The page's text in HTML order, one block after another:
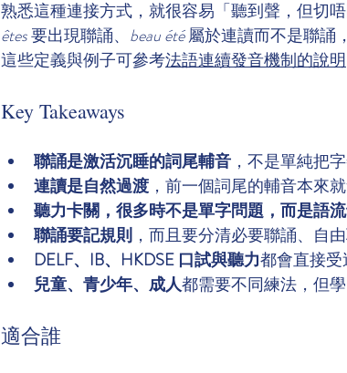
熟悉這種連接方式，就很容易「聽到聲，但切
êtes 要出現聯誦、 beau été 屬於連讀而不是聯誦
這些定義與例子可參考法語連續發音機制的說明
Key Takeaways
聯誦是激活沉睡的詞尾輔音 ，不是單純把
連讀是自然過渡 ，前一個詞尾的輔音本來就
聽力卡關，很多時不是單字問題，而是語流
聯誦要記規則 ，而且要分清必要聯誦、自
DELF、IB、HKDSE 口試與聽力都會直接受
兒童、青少年、成人都需要不同練法，但
適合誰